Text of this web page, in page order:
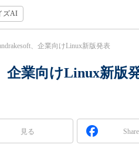
ズAI
、企業向けLinux新版発表
企業向けLinux新版
見る Share